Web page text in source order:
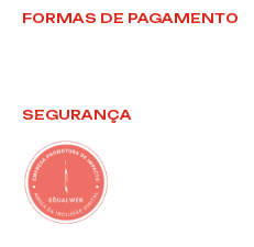
FORMAS DE PAGAMENTO
SEGURANÇA